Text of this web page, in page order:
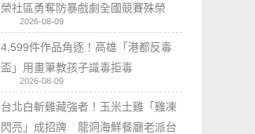
榮社區勇奪防暴戲劇全國競賽殊榮
2026-08-09
4,599件作品角逐！高雄「港都反毒
盃」用畫筆教孩子識毒拒毒
2026-08-09
台北白斬雞藏強者！玉米土雞「雞凍
閃亮」成招牌 龍洞海鮮餐廳老派台